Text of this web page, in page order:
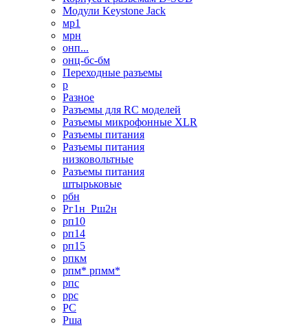
Модули Keystone Jack
мр1
мрн
онп...
онц-бс-бм
Переходные разъемы
р
Разное
Разъемы для RC моделей
Разъемы микрофонные XLR
Разъемы питания
Разъемы питания
низковольтные
Разъемы питания
штырьковые
рбн
Рг1н_Рш2н
рп10
рп14
рп15
рпкм
рпм* рпмм*
рпс
ррс
РС
Рша